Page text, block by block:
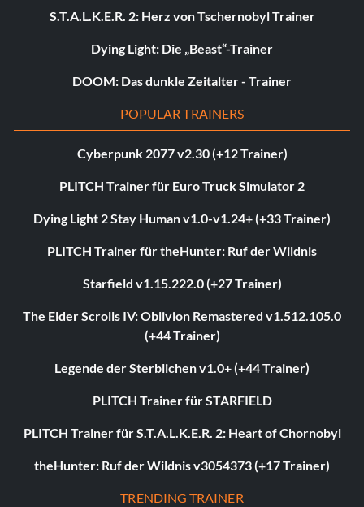
S.T.A.L.K.E.R. 2: Herz von Tschernobyl Trainer
Dying Light: Die „Beast“-Trainer
DOOM: Das dunkle Zeitalter - Trainer
POPULAR TRAINERS
Cyberpunk 2077 v2.30 (+12 Trainer)
PLITCH Trainer für Euro Truck Simulator 2
Dying Light 2 Stay Human v1.0-v1.24+ (+33 Trainer)
PLITCH Trainer für theHunter: Ruf der Wildnis
Starfield v1.15.222.0 (+27 Trainer)
The Elder Scrolls IV: Oblivion Remastered v1.512.105.0
(+44 Trainer)
Legende der Sterblichen v1.0+ (+44 Trainer)
PLITCH Trainer für STARFIELD
PLITCH Trainer für S.T.A.L.K.E.R. 2: Heart of Chornobyl
theHunter: Ruf der Wildnis v3054373 (+17 Trainer)
TRENDING TRAINER